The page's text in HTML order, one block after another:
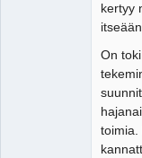
kertyy
On
toimia.